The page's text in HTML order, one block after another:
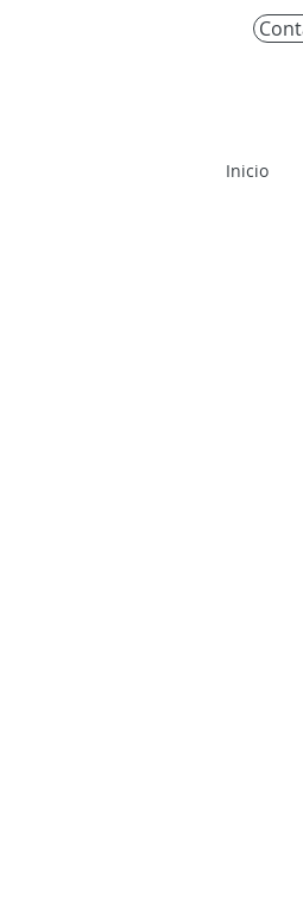
Inicio